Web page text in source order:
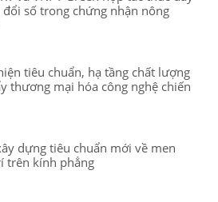
đổi số trong chứng nhận nông
tiêu chuẩn, hạ tầng chất lượng
thương mại hóa công nghệ chiến
dựng tiêu chuẩn mới về men
trên kính phẳng